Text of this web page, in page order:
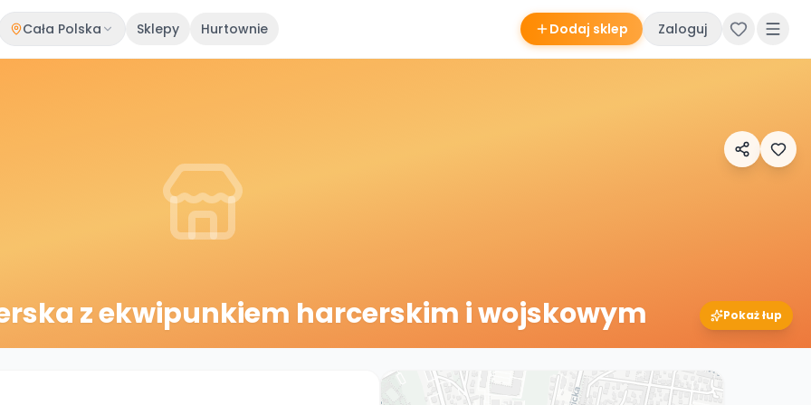
Cała Polska Sklepy Hurtownie Dodaj sklep Zaloguj
z ekwipunkiem harcerskim i wojskowym Pokaż łup